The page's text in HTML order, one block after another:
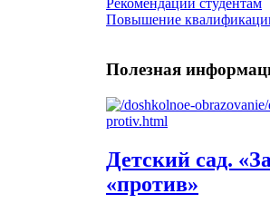
Рекомендации студентам
Повышение
Полезная
Детский сад.
«против»